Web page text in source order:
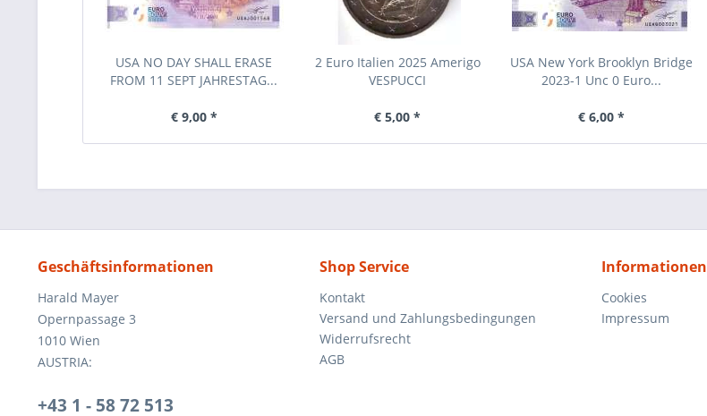
USA NO DAY SHALL ERASE
FROM 11 SEPT JAHRESTAG...
€ 9,00 *
2 Euro Italien 2025 Amerigo
VESPUCCI
€ 5,00 *
USA New York Brooklyn Bridge
2023-1 Unc 0 Euro...
€ 6,00 *
Geschäftsinformationen
Harald Mayer
Opernpassage 3
1010 Wien
AUSTRIA:
+43 1 - 58 72 513
Shop Service
Kontakt
Versand und Zahlungsbedingungen
Widerrufsrecht
AGB
Informationen
Cookies
Impressum